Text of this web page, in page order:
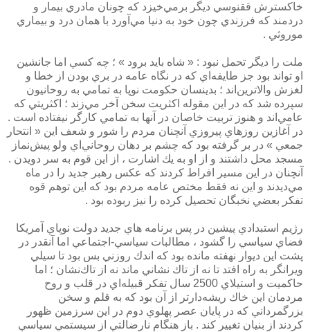
خاكسترش ققنوسي ديگر برمي‌خيزد كه چونان مادري بيمار و
دردمند كه فرزندي چون خود به دنيا مي‌آورد با همان درد و بيماري
موروثي .
ملت را ديگر تحمل نبود : « شاه بايد برود » ؛ چه كسي اما جانشين
او تواند بود جز طايفه‌اي كه در نگاه عامه در بري بودن از خطا و
لغزش والاترين‌اند ؛ بدينسان حكومت نوپا به تمامي به روحانيون
سپرده شد كه در اين مقوله اكثريت سخن آخر مي‌زند ؛ اكثريتي كه
عامي‌اند و هنوز تربيت خاصان در آنها به تمامي كارگر نيفتاده است .
در آغازين روزهاي پيروزي آنچنان مردم را شور و شعف اين « انتحار
جمعي » در بر گرفته بود كه چشم بر دهان روحاني‌اي ولو پيش‌نماز
مسجد محل داشتند و از او به يك اشارت ، از اين قوم به سر دويدن .
آنچنان در اين مسير افراط كردند كه عكس رهبر جديد را در ماه
مي‌ديدند و اين نه فقط مختص عامه مردم بود كه اين توهم قوه
تفكر بعضي نخبگان تحصيل كرده را نيز ربوده بود .
رژيم استبدادي پيشين در پس برنامه هاي جديد دولت نوپاي آمريكا
فضاي سياسي را گشود ، مطالبات سياسي-اجتماعي اما آنقدر در
پشت اين ديوار نهفته مانده بود كه اندك روزني بس بود تا سيلي
ويرانگر به راه افتد تا نه از تاك نشاني ماند نه از تاك‌نشان ؛ اما
حاكميت و استيلاي 2500 سال تفكر قبيله‌اي در قلب و روح
مردمان اين خاك ريشه‌دارتر از آن بود كه به قلم و سخن
بزرگمرداني كه در پايان عصر پهلوي دوم در اين سرزمين ظهور
كردند از بنيان تغيير كند . باز هنگام نارضالتي از سيستمي سياسي